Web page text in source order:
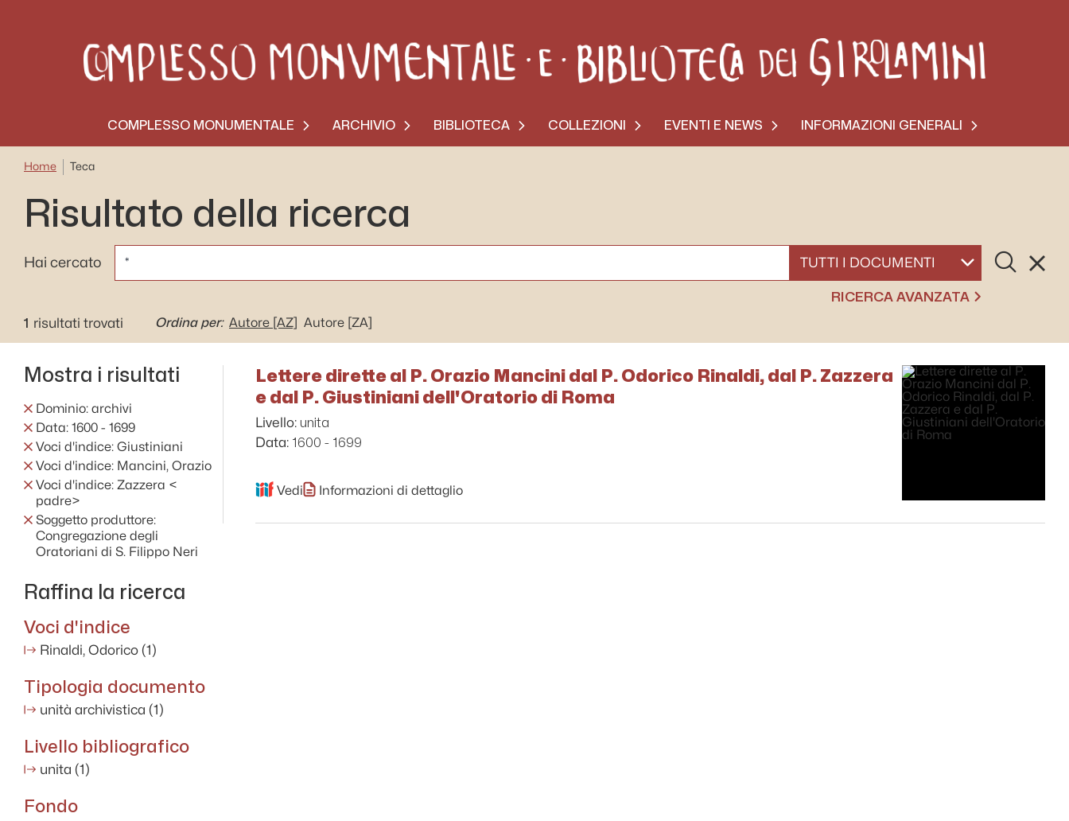
COMPLESSO MONUMENTALE ARCHIVIO BIBLIOTECA COLLEZIONI EVENTI E NEWS INFORMAZIONI GENERALI
Home Teca
Risultato della ricerca
Hai cercato
SELEZIONA UN DOCUMENTO
Cerca
RICERCA AVANZATA
1 risultati trovati Ordina per: Autore [AZ] Autore [ZA]
Mostra i risultati
Dominio: archivi
Data: 1600 - 1699
Voci d'indice: Giustiniani
Voci d'indice: Mancini, Orazio
Voci d'indice: Zazzera <
padre>
Soggetto produttore:
Congregazione degli
Oratoriani di S. Filippo Neri
Raffina la ricerca
Voci d'indice
Rinaldi, Odorico (1)
Tipologia documento
unità archivistica (1)
Livello bibliografico
unita (1)
Fondo
Lettere dirette al P. Orazio Mancini dal P. Odorico Rinaldi, dal P. Zazzera
e dal P. Giustiniani dell'Oratorio di Roma
Livello: unita
Data: 1600 - 1699
Vedi Informazioni di dettaglio